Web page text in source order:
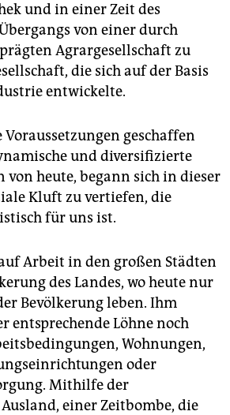
und in einer Zeit des
von einer durch
Agrargesellschaft zu
die sich auf der Basis
entwickelte.
Voraussetzungen geschaffen
und diversifizierte
heute, begann sich in dieser
Kluft zu vertiefen, die
für uns ist.
Arbeit in den großen Städten
des Landes, wo heute nur
Bevölkerung leben. Ihm
entsprechende Löhne noch
Wohnungen,
oder
Mithilfe der
einer Zeitbombe, die